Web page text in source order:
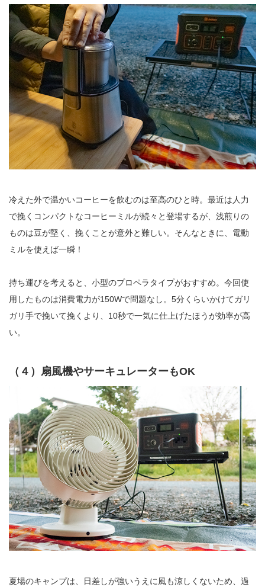
冷えた外で温かいコーヒーを飲むのは至高のひと時。最近は人力
で挽くコンパクトなコーヒーミルが続々と登場するが、浅煎りの
ものは豆が堅く、挽くことが意外と難しい。そんなときに、電動
ミルを使えば一瞬！
持ち運びを考えると、小型のプロペラタイプがおすすめ。今回使
用したものは消費電力が150Wで問題なし。5分くらいかけてガリ
ガリ手で挽いて挽くより、10秒で一気に仕上げたほうが効率が高
い。
（４）扇風機やサーキュレーターもOK
夏場のキャンプは、日差しが強いうえに風も涼しくないため、過